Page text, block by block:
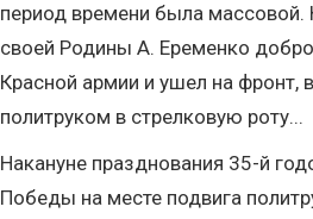
период времени была массовой.
своей Родины А. Еременко
Красной армии и ушел на фронт,
политруком в стрелковую роту...
Накануне празднования 35-й
Победы на месте подвига